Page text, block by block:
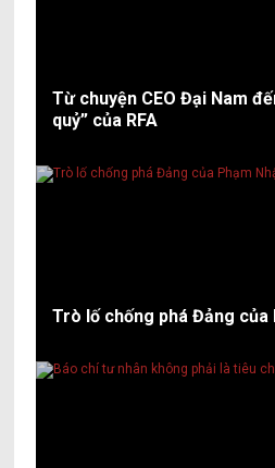
Từ chuyện CEO Đại Nam
quỷ” của RFA
Trò lố chống phá Đảng của